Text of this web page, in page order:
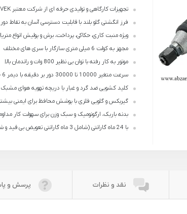
تجهیزات کارگاهی و تولیدی حرفه ای از شرکت معتبر IVEK
فرز انگشتی گلو بلند با قابلیت دسترسی آسان به نقاط دور
ویژه منبت کاری، حکاکی، پرداخت، برش و پولیش انواع
مجهز به کولت 6 میلی متری سازگار با سری های مختلف
موتور به کار رفته با توان بی نظیر 800 وات و راندمان بالا
سرعت متغیر 10000 تا 30000 دور بر دقیقه با دیمر 6 حالته
کلید کشویی ضد گرد و غبار با دریچه تهویه هوای مشبک
گیربکس و گلویی فلزی با پوشش محافظ برای ایمنی
بدنه باریک، ارگونومیک و سبک وزن برای سهولت کار
با 24 ماه گارانتی (شامل 3 ماه گارانتی تعویض بی قید و شرط)
نقد و نظرات پرسش و